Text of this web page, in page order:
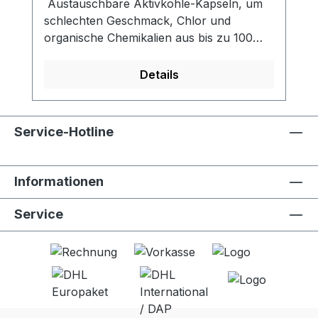
Austauschbare Aktivkohle-Kapseln, um
schlechten Geschmack, Chlor und
organische Chemikalien aus bis zu 100
reduziert Chlor, organische chemische
den Geschmack - Erfüllt den NSF 42-
Kompatibel mit LifeStraw Go (alle
Filterleistung- Aktivkohlekapseln in
Lebensmittelqualität - Einfach
auszutauschen- 2 Stck. pro
Details
Service-Hotline
Informationen
Service